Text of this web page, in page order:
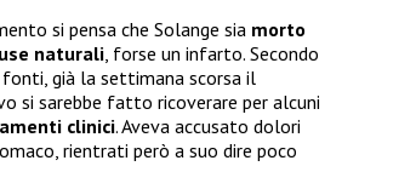
si pensa che Solange sia morto
naturali, forse un infarto. Secondo
già la settimana scorsa il
si sarebbe fatto ricoverare per alcuni
clinici. Aveva accusato dolori
rientrati però a suo dire poco